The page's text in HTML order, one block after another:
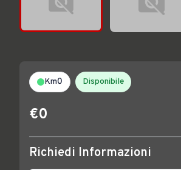
Km0 Disponibile
€0
Richiedi Informazioni